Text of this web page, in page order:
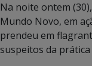
Na noite ontem
Mundo Novo, em
prendeu em
suspeitos da